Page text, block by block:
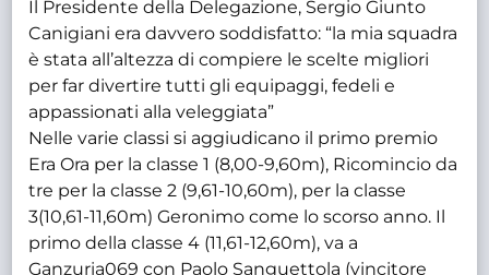
Il Presidente della Delegazione, Sergio Giunto
Canigiani era davvero soddisfatto: “la mia squadra
è stata all’altezza di compiere le scelte migliori
per far divertire tutti gli equipaggi, fedeli e
appassionati alla veleggiata”
Nelle varie classi si aggiudicano il primo premio
Era Ora per la classe 1 (8,00-9,60m), Ricomincio da
tre per la classe 2 (9,61-10,60m), per la classe
3(10,61-11,60m) Geronimo come lo scorso anno. Il
primo della classe 4 (11,61-12,60m), va a
Ganzuria069 con Paolo Sanguettola (vincitore